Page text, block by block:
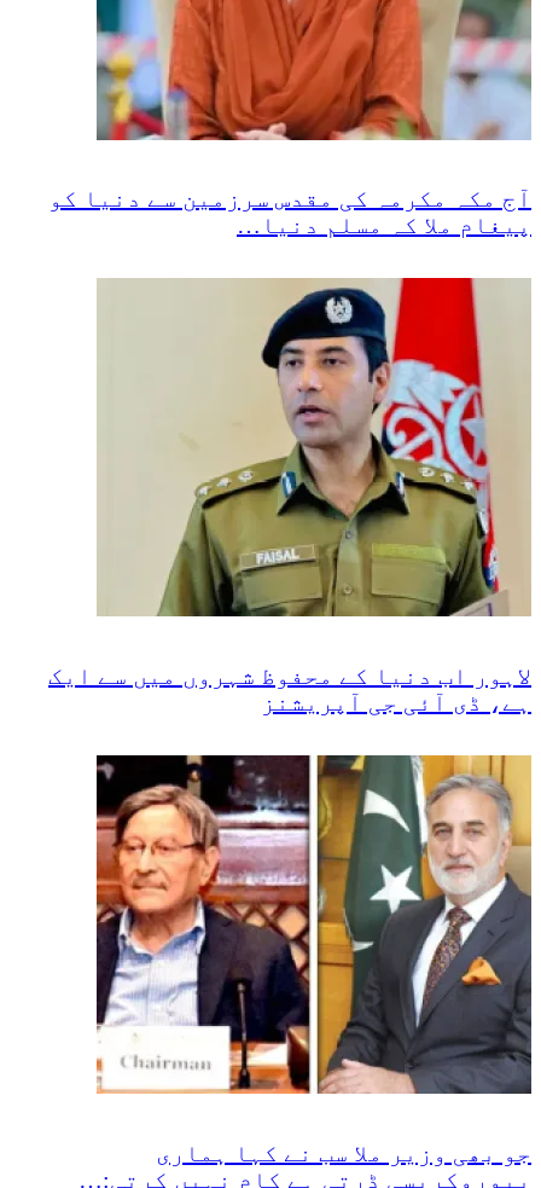
آج مکہ مکرمہ کی مقدس سرزمین سے دنیا کو
پیغام ملا کہ مسلم دنیا…
لاہور اب دنیا کے محفوظ شہروں میں سے ایک
ہے، ڈی آئی جی آپریشنز
جو بھی وزیر ملا سب نے کہا ہماری
بیوروکریسی ڈرتی ہے کام نہیں کرتی:…